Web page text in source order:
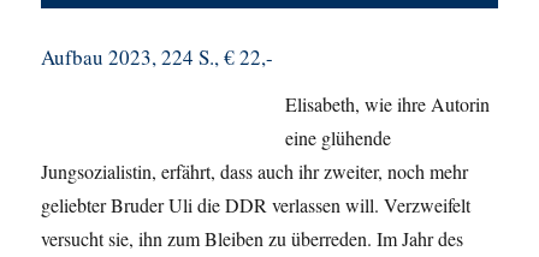
Aufbau 2023, 224 S., € 22,-
Elisabeth, wie ihre Autorin
eine glühende
Jungsozialistin, erfährt, dass auch ihr zweiter, noch mehr
geliebter Bruder Uli die DDR verlassen will. Verzweifelt
versucht sie, ihn zum Bleiben zu überreden. Im Jahr des